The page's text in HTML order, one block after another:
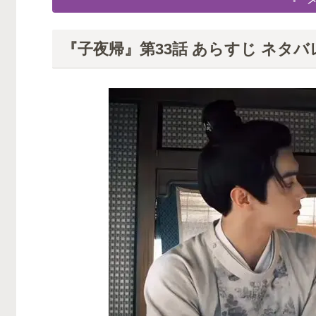
『子夜帰』第33話 あらすじ ネタバ